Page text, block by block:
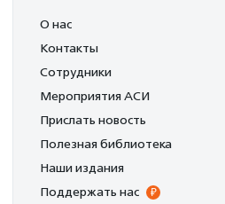
О нас
Контакты
Сотрудники
Мероприятия АСИ
Прислать новость
Полезная библиотека
Наши издания
Поддержать нас